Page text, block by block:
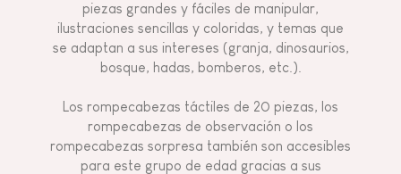
piezas grandes y fáciles de manipular,
ilustraciones sencillas y coloridas, y temas que
se adaptan a sus intereses (granja, dinosaurios,
bosque, hadas, bomberos, etc.).
Los rompecabezas táctiles de 20 piezas, los
rompecabezas de observación o los
rompecabezas sorpresa también son accesibles
para este grupo de edad gracias a sus